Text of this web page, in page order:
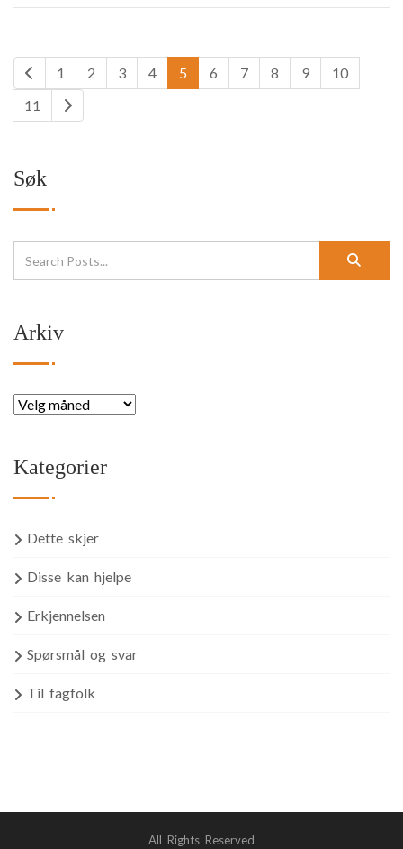
1 2 3 4 5 6 7 8 9
10
11
Søk
Arkiv
Kategorier
Dette skjer
Disse kan hjelpe
Erkjennelsen
Spørsmål og svar
Til fagfolk
All Rights Reserved